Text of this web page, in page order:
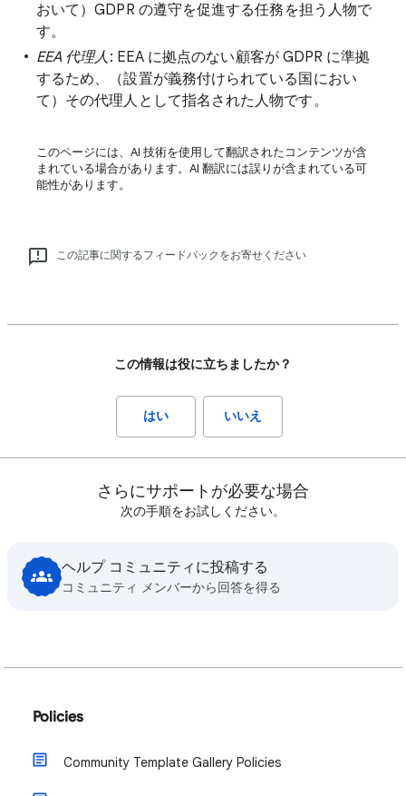
おいて）GDPR の遵守を促進する任務を担う人物で
す。
EEA 代理人: EEA に拠点のない顧客が GDPR に準拠
するため、（設置が義務付けられている国におい
て）その代理人として指名された人物です。
このページには、AI 技術を使用して翻訳されたコンテンツが含
まれている場合があります。AI 翻訳には誤りが含まれている可
能性があります。
この記事に関するフィードバックをお寄せください
この情報は役に立ちましたか？
はい いいえ
さらにサポートが必要な場合
次の手順をお試しください。
ヘルプ コミュニティに投稿する
コミュニティ メンバーから回答を得る
Policies
Community Template Gallery Policies